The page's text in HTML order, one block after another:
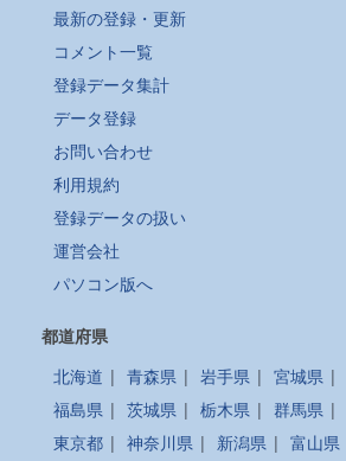
最新の登録・更新
コメント一覧
登録データ集計
データ登録
お問い合わせ
利用規約
登録データの扱い
運営会社
パソコン版へ
都道府県
北海道 | 青森県 | 岩手県 | 宮城県 |
福島県 | 茨城県 | 栃木県 | 群馬県 |
東京都 | 神奈川県 | 新潟県 | 富山県